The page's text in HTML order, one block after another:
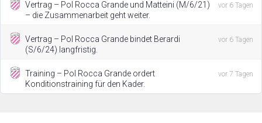
Vertrag – Pol Rocca Grande und Matteini (M/6/21)
– die Zusammenarbeit geht weiter.
vor 6 Tagen
Vertrag – Pol Rocca Grande bindet Berardi
(S/6/24) langfristig.
vor 6 Tagen
Training – Pol Rocca Grande ordert
Konditionstraining für den Kader.
vor 7 Tagen